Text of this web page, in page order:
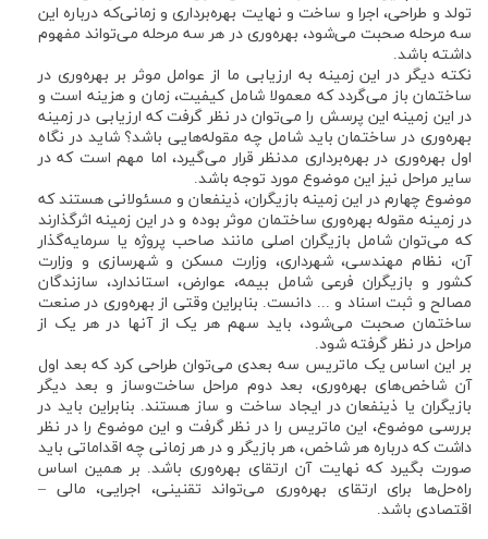
تولد و طراحی، اجرا و ساخت و نهایت بهره‌برداری و زمانی‌که درباره این
سه مرحله صحبت می‌شود، بهره‌وری در هر سه مرحله می‌تواند مفهوم
داشته باشد.
نکته دیگر در این زمینه به ارزیابی ما از عوامل موثر بر بهره‌وری در
ساختمان باز می‌گردد که معمولا شامل کیفیت، زمان و هزینه است و
در این زمینه این پرسش را می‌توان در نظر گرفت که ارزیابی در زمینه
بهره‌وری در ساختمان باید شامل چه مقوله‌هایی باشد؟ شاید در نگاه
اول بهره‌وری در بهره‌برداری مدنظر قرار می‌گیرد، اما مهم است که در
سایر مراحل نیز این موضوع مورد توجه باشد.
موضوع چهارم در این زمینه بازیگران، ذینفعان و مسئولانی هستند که
در زمینه مقوله بهره‌وری ساختمان موثر بوده و در این زمینه اثرگذارند
که می‌توان شامل بازیگران اصلی مانند صاحب پروژه یا سرمایه‌گذار
آن، نظام مهندسی، شهرداری، وزارت مسکن و شهرسازی و وزارت
کشور و بازیگران فرعی شامل بیمه، عوارض، استاندارد، سازندگان
مصالح و ثبت اسناد و ... دانست. بنابراین وقتی از بهره‌وری در صنعت
ساختمان صحبت می‌شود، باید سهم هر یک از آنها در هر یک از
مراحل در نظر گرفته شود.
بر این اساس یک ماتریس سه بعدی می‌توان طراحی کرد که بعد اول
آن شاخص‌های بهره‌وری، بعد دوم مراحل ساخت‌وساز و بعد دیگر
بازیگران یا ذینفعان در ایجاد ساخت و ساز هستند. بنابراین باید در
بررسی موضوع، این ماتریس را در نظر گرفت و این موضوع را در نظر
داشت که درباره هر شاخص، هر بازیگر و در هر زمانی چه اقداماتی باید
صورت بگیرد که نهایت آن ارتقای بهره‌وری باشد. بر همین اساس
راه‌حل‌ها برای ارتقای بهره‌وری می‌تواند تقنینی، اجرایی، مالی –
اقتصادی باشد.